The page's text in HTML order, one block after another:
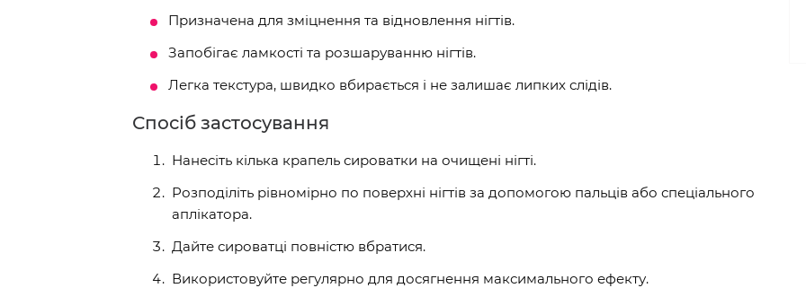
Призначена для зміцнення та відновлення нігтів.
Запобігає ламкості та розшаруванню нігтів.
Легка текстура, швидко вбирається і не залишає липких слідів.
Спосіб застосування
Нанесіть кілька крапель сироватки на очищені нігті.
Розподіліть рівномірно по поверхні нігтів за допомогою пальців або спеціального
аплікатора.
Дайте сироватці повністю вбратися.
Використовуйте регулярно для досягнення максимального ефекту.